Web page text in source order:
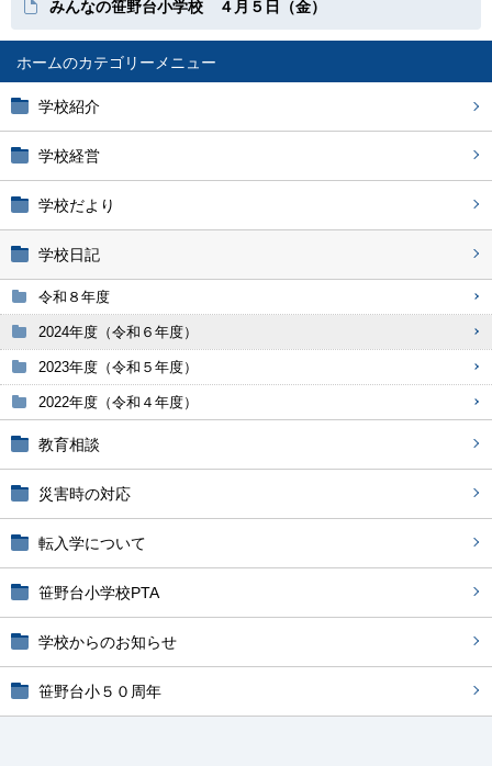
ホーム
学校紹介
学校経営
学校だより
学校日記
令和８年度
2024年度（令和６年度）
2023年度（令和５年度）
2022年度（令和４年度）
教育相談
災害時の対応
転入学について
笹野台小学校PTA
学校からのお知らせ
笹野台小５０周年
みんなの笹野台小学校 ４月５日（金）